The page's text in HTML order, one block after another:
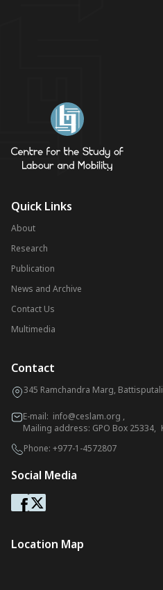
Quick Links
About
Research
Publication
News and Archive
Contact Us
Multimedia
Contact
345 Ramchandra Marg,
E-mail: info@ceslam.org ,
Mailing address: GPO Box 25334,
Phone: +977-1-4572807
Social Media
Location Map